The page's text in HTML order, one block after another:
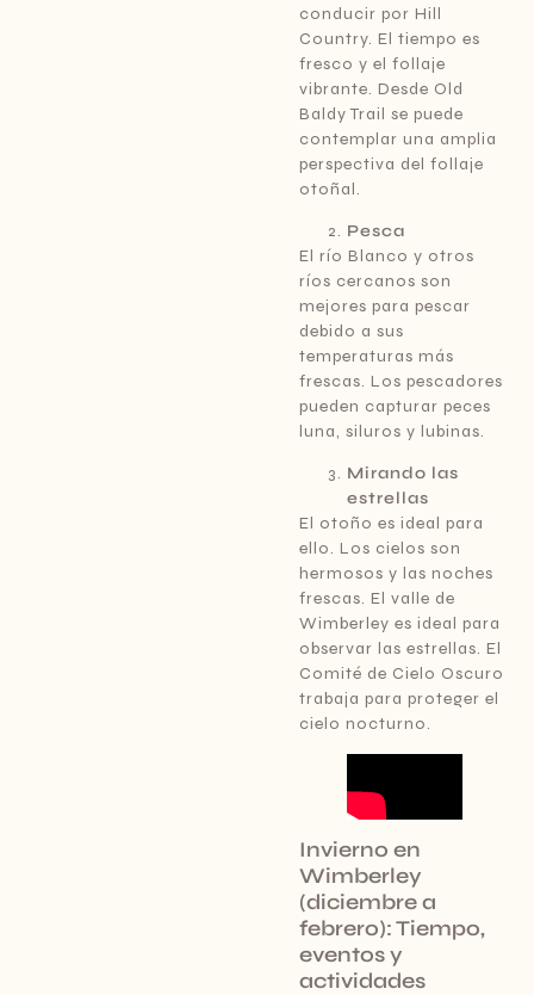
conducir por Hill
Country. El tiempo es
fresco y el follaje
vibrante. Desde Old
Baldy Trail se puede
contemplar una amplia
perspectiva del follaje
otoñal.
Pesca
El río Blanco y otros
ríos cercanos son
mejores para pescar
debido a sus
temperaturas más
frescas. Los pescadores
pueden capturar peces
luna, siluros y lubinas.
Mirando las
estrellas
El otoño es ideal para
ello. Los cielos son
hermosos y las noches
frescas. El valle de
Wimberley es ideal para
observar las estrellas. El
Comité de Cielo Oscuro
trabaja para proteger el
cielo nocturno.
Invierno en
Wimberley
(diciembre a
febrero): Tiempo,
eventos y
actividades